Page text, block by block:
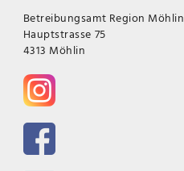
Betreibungsamt Region Möhlin
Hauptstrasse 75
4313 Möhlin